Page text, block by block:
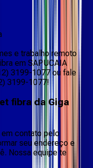
e trabalho remoto
em SAPUCAIA
3199-1077 ou fale
3199-1077!
fibra da Giga
contato pelo
seu endereço e
Nossa equipe te